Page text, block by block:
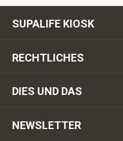
SUPALIFE KIOSK
RECHTLICHES
DIES UND DAS
NEWSLETTER